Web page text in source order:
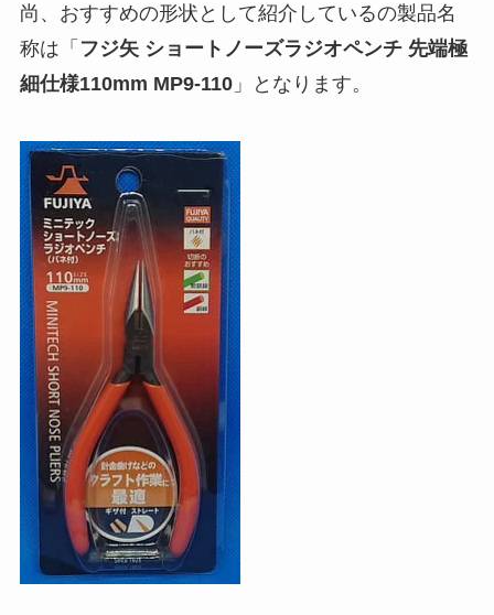
尚、おすすめの形状として紹介しているの製品名
称は「 フジ矢 ショートノーズラジオペンチ 先端極
細仕様110mm MP9-110」となります。